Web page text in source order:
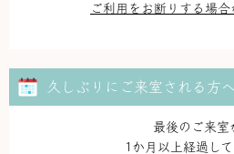
ご利用を お断りする場合
久しぶりにご来室される方へ
最後のご来室
1か月以上経過し